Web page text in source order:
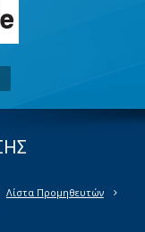
Λίστα Προμηθευτών